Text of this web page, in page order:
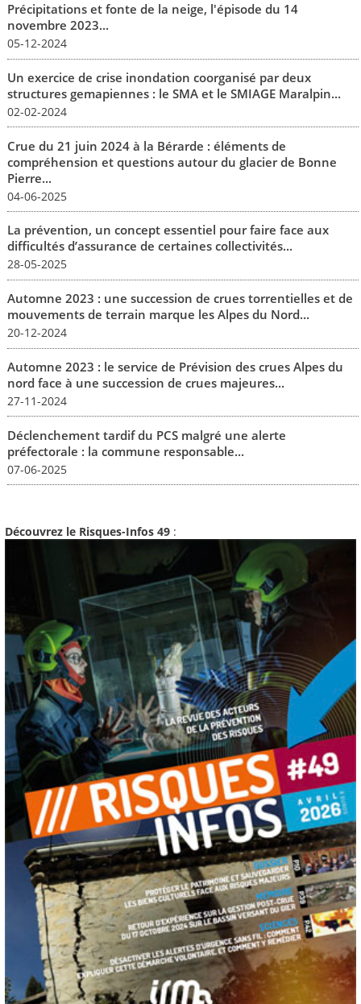
Précipitations et fonte de la neige, l'épisode du 14
novembre 2023...
05-12-2024
Un exercice de crise inondation coorganisé par deux
structures gemapiennes : le SMA et le SMIAGE Maralpin...
02-02-2024
Crue du 21 juin 2024 à la Bérarde : éléments de
compréhension et questions autour du glacier de Bonne
Pierre...
04-06-2025
La prévention, un concept essentiel pour faire face aux
difficultés d’assurance de certaines collectivités...
28-05-2025
Automne 2023 : une succession de crues torrentielles et de
mouvements de terrain marque les Alpes du Nord...
20-12-2024
Automne 2023 : le service de Prévision des crues Alpes du
nord face à une succession de crues majeures...
27-11-2024
Déclenchement tardif du PCS malgré une alerte
préfectorale : la commune responsable...
07-06-2025
Découvrez le Risques-Infos 49 :